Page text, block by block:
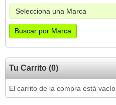
Tu Carrito (0)
El carrito de la compra está vacío